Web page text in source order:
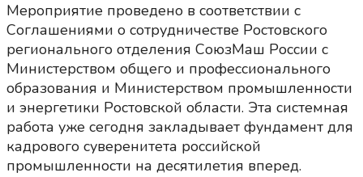
Мероприятие проведено в соответствии с
Соглашениями о сотрудничестве Ростовского
регионального отделения СоюзМаш России с
Министерством общего и профессионального
образования и Министерством промышленности
и энергетики Ростовской области. Эта системная
работа уже сегодня закладывает фундамент для
кадрового суверенитета российской
промышленности на десятилетия вперед.